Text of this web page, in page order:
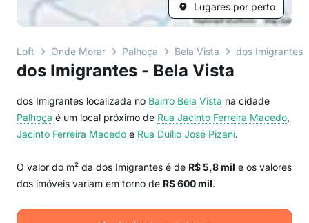
Lugares por perto
Loft Onde Morar Palhoça Bela Vista dos Imigrantes
dos Imigrantes - Bela Vista
dos Imigrantes localizada no Bairro Bela Vista na cidade
Palhoça é um local próximo de Rua Jacinto Ferreira Macedo,
Jacinto Ferreira Macedo e Rua Duílio José Pizani.
O valor do m² da dos Imigrantes é de R$ 5,8 mil e os valores
dos imóveis variam em torno de R$ 600 mil.